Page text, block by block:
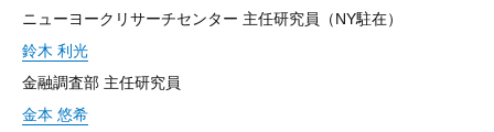
ニューヨークリサーチセンター 主任研究員（NY駐在）
鈴木 利光
金融調査部 主任研究員
金本 悠希